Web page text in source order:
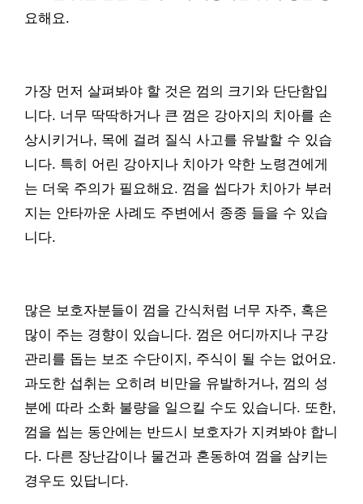
요해요.
가장 먼저 살펴봐야 할 것은 껌의 크기와 단단함입
니다. 너무 딱딱하거나 큰 껌은 강아지의 치아를 손
상시키거나, 목에 걸려 질식 사고를 유발할 수 있습
니다. 특히 어린 강아지나 치아가 약한 노령견에게
는 더욱 주의가 필요해요. 껌을 씹다가 치아가 부러
지는 안타까운 사례도 주변에서 종종 들을 수 있습
니다.
많은 보호자분들이 껌을 간식처럼 너무 자주, 혹은
많이 주는 경향이 있습니다. 껌은 어디까지나 구강
관리를 돕는 보조 수단이지, 주식이 될 수는 없어요.
과도한 섭취는 오히려 비만을 유발하거나, 껌의 성
분에 따라 소화 불량을 일으킬 수도 있습니다. 또한,
껌을 씹는 동안에는 반드시 보호자가 지켜봐야 합니
다. 다른 장난감이나 물건과 혼동하여 껌을 삼키는
경우도 있답니다.